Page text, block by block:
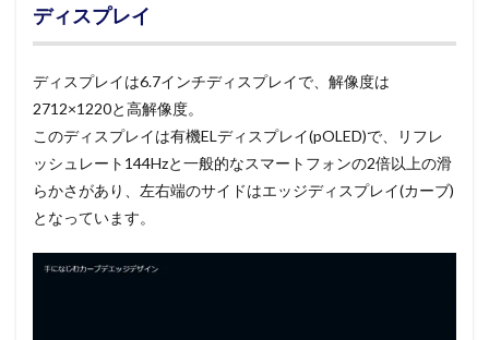
ディスプレイ
ディスプレイは6.7インチディスプレイで、解像度は
2712×1220と高解像度。
このディスプレイは有機ELディスプレイ(pOLED)で、リフレ
ッシュレート144Hzと一般的なスマートフォンの2倍以上の滑
らかさがあり、左右端のサイドはエッジディスプレイ(カーブ)
となっています。